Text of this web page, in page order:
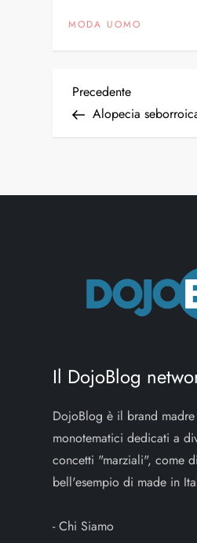
MODA UOMO
Precedente
Alopecia
Il DojoBlog
DojoBlog è il brand
monotematici dedicati a
concetti "marziali", come
bell'esempio di made in
-Chi Siamo